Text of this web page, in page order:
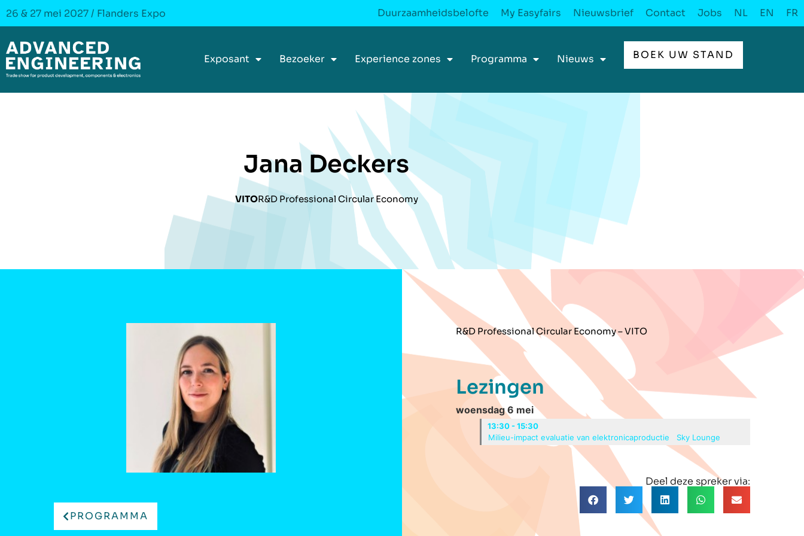
26 & 27 mei 2027 / Flanders Expo Duurzaamheidsbelofte My Easyfairs Nieuwsbrief Contact Jobs NL EN FR
Exposant Bezoeker Experience zones Programma Nieuws BOEK UW STAND
Jana Deckers
VITOR&D Professional Circular Economy
PROGRAMMA
R&D Professional Circular Economy – VITO
Lezingen
woensdag 6 mei
13:30 - 15:30
Milieu-impact evaluatie van elektronicaproductie
Sky Lounge
Deel deze spreker via: